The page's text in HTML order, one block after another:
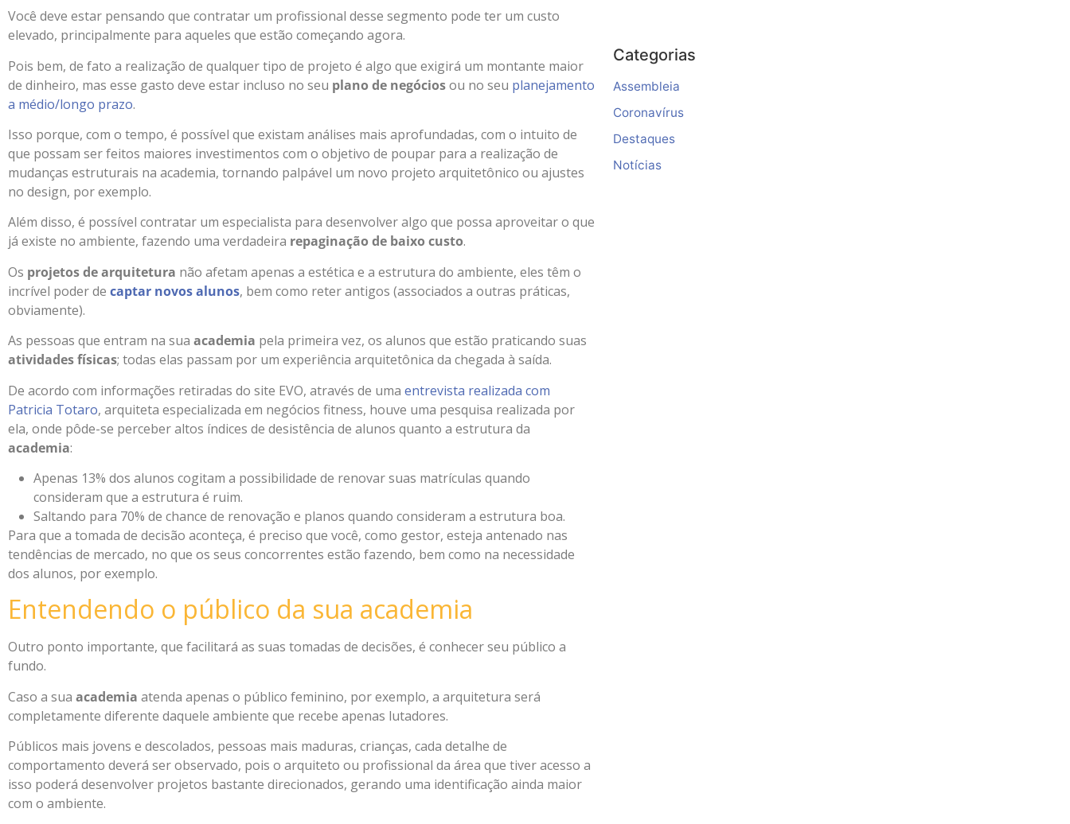
Você deve estar pensando que contratar um profissional desse segmento pode ter um custo
elevado, principalmente para aqueles que estão começando agora.
Pois bem, de fato a realização de qualquer tipo de projeto é algo que exigirá um montante maior
de dinheiro, mas esse gasto deve estar incluso no seu plano de negóciosou no seu planejamento
a médio/longo prazo.
Isso porque, com o tempo, é possível que existam análises mais aprofundadas, com o intuito de
que possam ser feitos maiores investimentos com o objetivo de poupar para a realização de
mudanças estruturais na academia, tornando palpável um novo projeto arquitetônico ou ajustes
no design, por exemplo.
Além disso, é possível contratar um especialista para desenvolver algo que possa aproveitar o que
já existe no ambiente, fazendo uma verdadeira repaginação de baixo custo.
Os projetos de arquitetura não afetam apenas a estética e a estrutura do ambiente, eles têm o
incrível poder de captar novos alunos, bem como reter antigos (associados a outras práticas,
obviamente).
As pessoas que entram na sua academia pela primeira vez, os alunos que estão praticando suas
atividades físicas; todas elas passam por um experiência arquitetônica da chegada à saída.
De acordo com informações retiradas do site EVO, através de uma entrevista realizada com
Patricia Totaro, arquiteta especializada em negócios fitness, houve uma pesquisa realizada por
ela, onde pôde-se perceber altos índices de desistência de alunos quanto a estrutura da
academia:
Apenas 13% dos alunos cogitam a possibilidade de renovar suas matrículas quando
consideram que a estrutura é ruim.
Saltando para 70% de chance de renovação e planos quando consideram a estrutura boa.
Para que a tomada de decisão aconteça, é preciso que você, como gestor, esteja antenado nas
tendências de mercado, no que os seus concorrentes estão fazendo, bem como na necessidade
dos alunos, por exemplo.
Entendendo o público da sua academia
Outro ponto importante, que facilitará as suas tomadas de decisões, é conhecer seu público a
fundo.
Caso a sua academia atenda apenas o público feminino, por exemplo, a arquitetura será
completamente diferente daquele ambiente que recebe apenas lutadores.
Públicos mais jovens e descolados, pessoas mais maduras, crianças, cada detalhe de
comportamento deverá ser observado, pois o arquiteto ou profissional da área que tiver acesso a
isso poderá desenvolver projetos bastante direcionados, gerando uma identificação ainda maior
com o ambiente.
Categorias
Assembleia
Coronavírus
Destaques
Notícias